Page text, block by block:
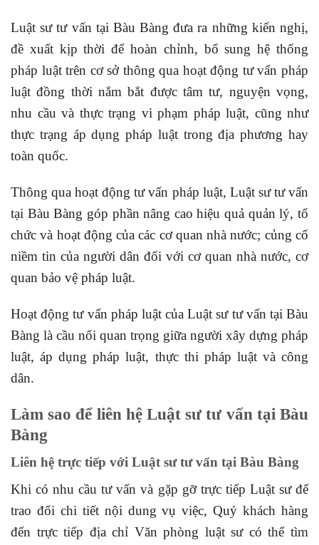
Luật sư tư vấn tại Bàu Bàng đưa ra những kiến nghị,
đề xuất kịp thời để hoàn chỉnh, bổ sung hệ thống
pháp luật trên cơ sở thông qua hoạt động tư vấn pháp
luật đồng thời nắm bắt được tâm tư, nguyện vọng,
nhu cầu và thực trạng vi phạm pháp luật, cũng như
thực trạng áp dụng pháp luật trong địa phương hay
toàn quốc.
Thông qua hoạt động tư vấn pháp luật, Luật sư tư vấn
tại Bàu Bàng góp phần nâng cao hiệu quả quản lý, tổ
chức và hoạt động của các cơ quan nhà nước; củng cố
niềm tin của người dân đối với cơ quan nhà nước, cơ
quan bảo vệ pháp luật.
Hoạt động tư vấn pháp luật của Luật sư tư vấn tại Bàu
Bàng là cầu nối quan trọng giữa người xây dựng pháp
luật, áp dụng pháp luật, thực thi pháp luật và công
dân.
Làm sao để liên hệ Luật sư tư vấn tại Bàu
Bàng
Liên hệ trực tiếp với Luật sư tư vấn tại Bàu Bàng
Khi có nhu cầu tư vấn và gặp gỡ trực tiếp Luật sư để
trao đổi chi tiết nội dung vụ việc, Quý khách hàng
đến trực tiếp địa chỉ Văn phòng luật sư có thể tìm